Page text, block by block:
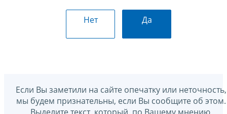
Нет Да
Если Вы заметили на сайте опечатку или неточность,
мы будем признательны, если Вы сообщите об этом.
Выделите текст, который, по Вашему мнению,